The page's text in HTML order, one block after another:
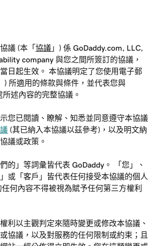
議 (本「 協議 」) 係 GoDaddy.com, LLC,
company 與您之間所簽訂的協議，
日起生效。 本協議明定了您使用電子郵
) 所適用的條款與條件，並代表您與
述內容的完整協議。
您已閱讀、瞭解、知悉並同意遵守本協議
(其已納入本協議以茲參考)，以及明文納
議或政策。
的」等詞彙皆代表 GoDaddy。 「您」、
或「客戶」皆代表任何接受本協議的個人
何內容不得被視為賦予任何第三方權利
利以主觀判定來隨時變更或修改本協議、
協議，以及對服務的任何限制或約束；且